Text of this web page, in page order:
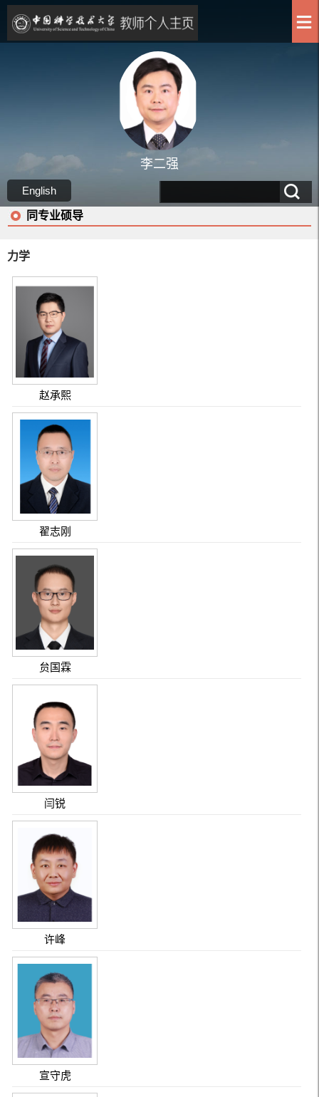
李二强
English
同专业硕导
力学
赵承熙
翟志刚
贠国霖
闫锐
许峰
宣守虎